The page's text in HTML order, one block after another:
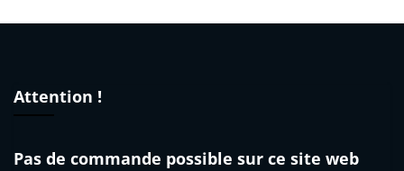
Attention !
Pas de commande possible sur ce site web